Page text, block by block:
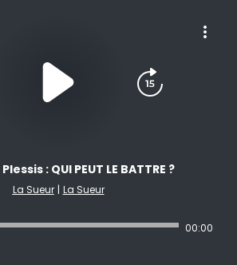
: QUI PEUT LE BATTRE ?
La Sueur | La Sueur
00:00